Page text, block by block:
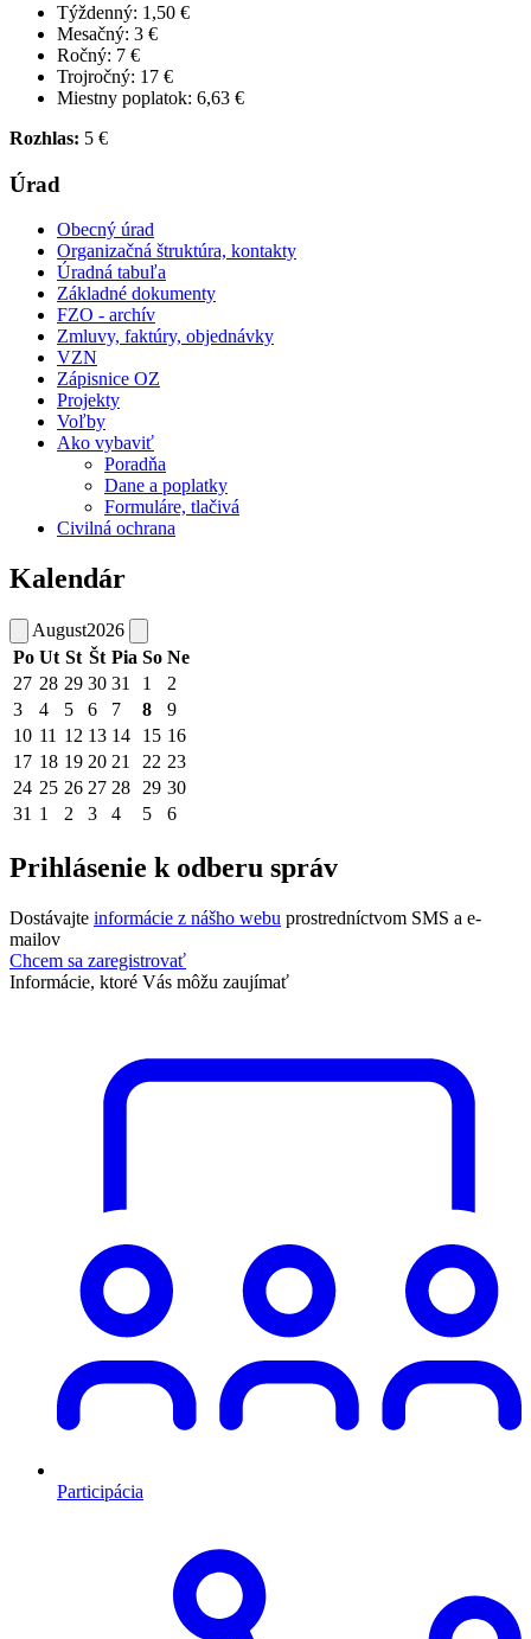
Týždenný: 1,50 €
Mesačný: 3 €
Ročný: 7 €
Trojročný: 17 €
Miestny poplatok: 6,63 €
Rozhlas: 5 €
Úrad
Obecný úrad
Organizačná štruktúra, kontakty
Úradná tabuľa
Základné dokumenty
FZO - archív
Zmluvy, faktúry, objednávky
VZN
Zápisnice OZ
Projekty
Voľby
Ako vybaviť
Poradňa
Dane a poplatky
Formuláre, tlačivá
Civilná ochrana
Kalendár
August2026
Po Ut St Št Pia So Ne
27 28 29 30 31 1
2
3
4 5 6 7 8
9
10 11 12 13 14 15 16
17 18 19 20 21 22 23
24 25 26 27 28 29 30
31 1 2 3 4 5 6
Prihlásenie k odberu správ
Dostávajte informácie z nášho webu prostredníctvom SMS a e-
mailov
Chcem sa zaregistrovať
Informácie, ktoré Vás môžu zaujímať
Participácia